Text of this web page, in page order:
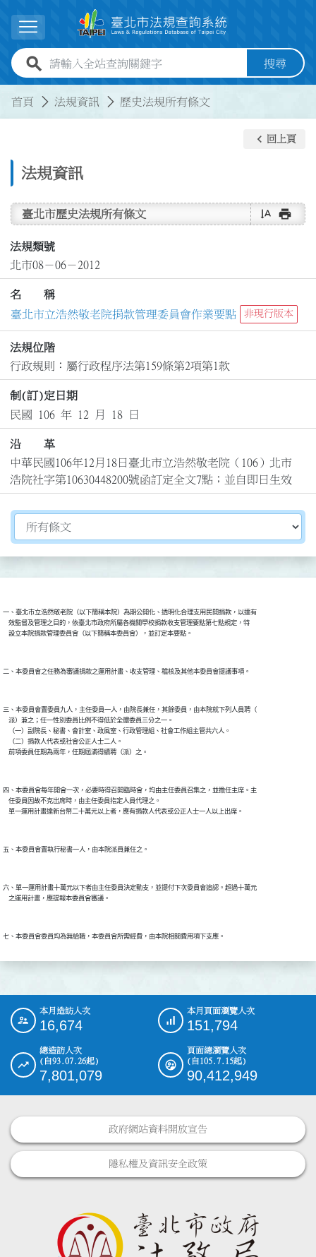
展開選單
全站查詢關鍵字欄位 搜尋
首頁 法規資訊 歷史法規所有條文
法規資訊
keyboard_arrow_left 回上頁
臺北市歷史法規所有條文 text_rotate_vertical print
法規類號
北市08－06－2012
名 稱
臺北市立浩然敬老院捐款管理委員會作業要點
非現行版本
法規位階
行政規則：屬行政程序法第159條第2項第1款
制(訂)定日期
民國 106 年 12 月 18 日
沿 革
中華民國106年12月18日臺北市立浩然敬老院（106）北市
浩院社字第10630448200號函訂定全文7點；並自即日生效
切換選擇法規資訊內容
一、臺北市立浩然敬老院（以下簡稱本院）為期公開化、透明化合理支用民間捐款，以達有
    效監督及管理之目的，依臺北市政府所屬各機關學校捐款收支管理要點第七點規定，特
三、本委員會置委員九人，主任委員一人，由院長兼任，其餘委員，由本院就下列人員聘（
    派）兼之；任一性別委員比例不得低於全體委員三分之一。
    （一）副院長、秘書、會計室、政風室、行政管理組、社會工作組主管共六人。
    （二）捐款人代表或社會公正人士二人。
四、本委員會每年開會一次，必要時得召開臨時會，均由主任委員召集之，並擔任主席。主
    任委員因故不克出席時，由主任委員指定人員代理之。
六、單一運用計畫十萬元以下者由主任委員決定動支，並提付下次委員會追認。超過十萬元
::: 本月造訪人次
16,674
本月頁面瀏覽人次
151,794
總造訪人次
(自93.07.26起)
7,801,079
頁面總瀏覽人次
(自105.7.15起)
90,412,949
政府網站資料開放宣告
隱私權及資訊安全政策